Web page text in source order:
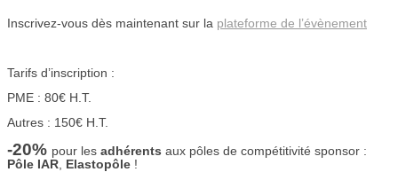
Inscrivez-vous dès maintenant sur la plateforme de l’évènement
Tarifs d’inscription :
PME : 80€ H.T.
Autres : 150€ H.T.
-20% pour les adhérents aux pôles de compétitivité sponsor :
Pôle IAR Elastopôle !